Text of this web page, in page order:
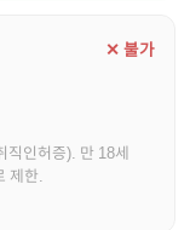
✕ 불가
직인허증). 만 18세
제한.